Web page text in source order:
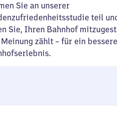
Sie an unserer
teil
Sie, Ihren Bahnhof
zählt – für ein